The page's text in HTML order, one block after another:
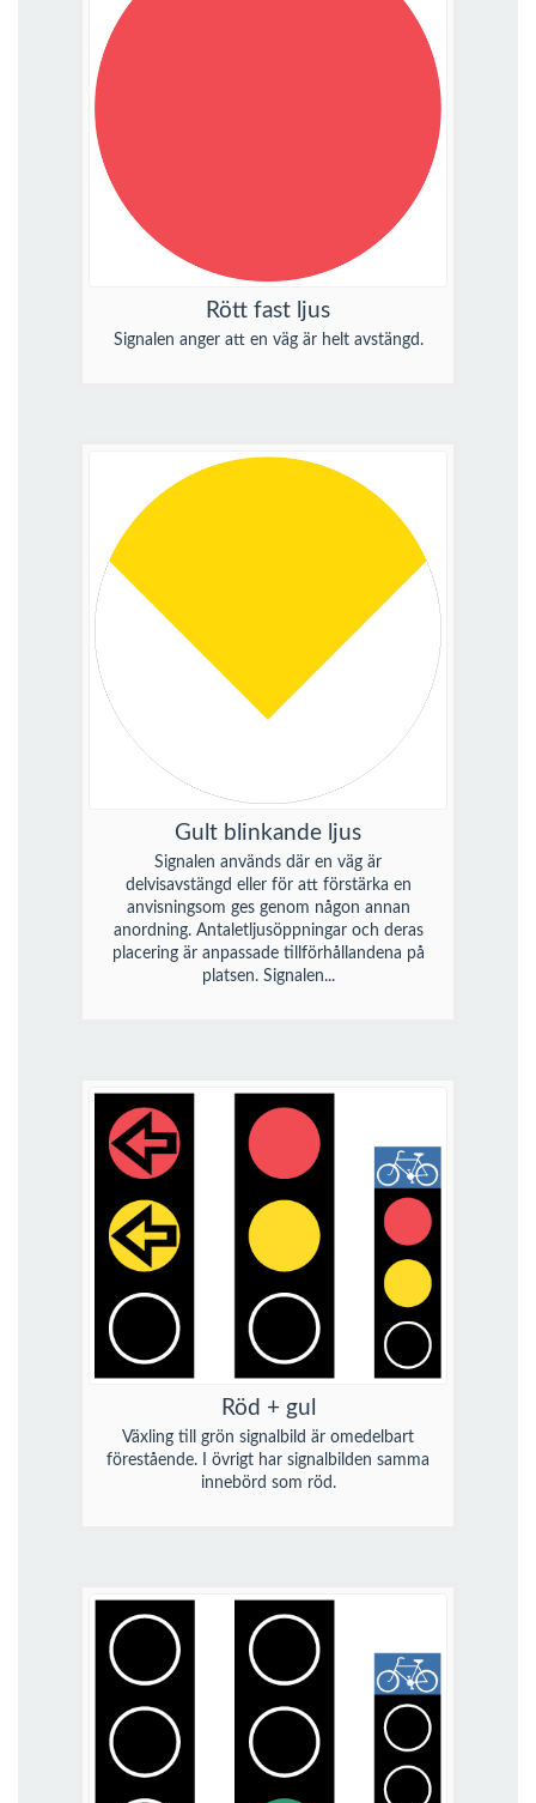
Rött fast ljus
Signalen anger att en väg är helt avstängd.
Gult blinkande ljus
Signalen används där en väg är
delvisavstängd eller för att förstärka en
anvisningsom ges genom någon annan
anordning. Antaletljusöppningar och deras
placering är anpassade tillförhållandena på
platsen. Signalen...
Röd + gul
Växling till grön signalbild är omedelbart
förestående. I övrigt har signalbilden samma
innebörd som röd.